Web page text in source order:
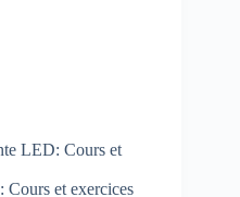
LED: Cours et
Cours et exercices